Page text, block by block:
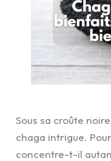
Sous sa croûte
chaga intrigue.
concentre-t-il